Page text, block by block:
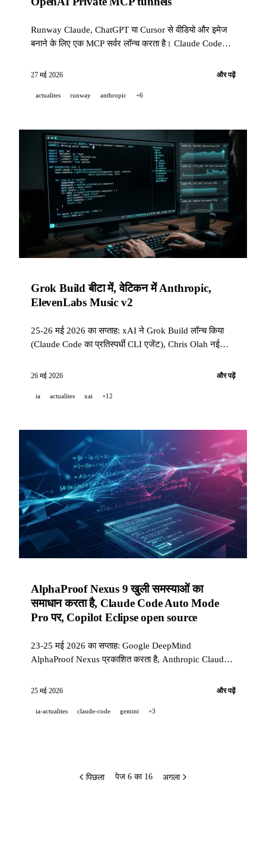
Runway Claude, ChatGPT या Cursor से वीडियो और इमेज
बनाने के लिए एक MCP सर्वर लॉन्च करता है। Claude Code
MCP सर्वरों को सुरक्षित करता है। 27 मई 2026 की समाचार-
27 मई 2026 और पढ़ें
actualites runway anthropic +6
Grok Build बीटा में, वेटिकन में Anthropic,
ElevenLabs Music v2
25-26 मई 2026 का सप्ताह: xAI ने Grok Build लॉन्च किया
(Claude Code का प्रतिस्पर्धी CLI एजेंट), Chris Olah नई
कीमतें आधी करके Music v2 जारी किया।
26 मई 2026 और पढ़ें
ia actualites xai +12
AlphaProof Nexus 9 खुली समस्याओं का
समाधान करता है, Claude Code Auto Mode
Pro पर, Copilot Eclipse open source
23-25 मई 2026 का सप्ताह: Google DeepMind
AlphaProof Nexus प्रकाशित करता है, Anthropic Claude
बढ़ाता है, GitHub Eclipse के लिए Copilot को open source
है।
25 मई 2026 और पढ़ें
ia-actualites claude-code gemini +3
पिछला पेज 6 का 16 अगला